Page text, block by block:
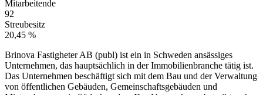
Mitarbeitende
92
Streubesitz
20,45 %
Brinova Fastigheter AB (publ) ist ein in Schweden ansässiges
Unternehmen, das hauptsächlich in der Immobilienbranche tätig ist.
Das Unternehmen beschäftigt sich mit dem Bau und der Verwaltung
von öffentlichen Gebäuden, Gemeinschaftsgebäuden und